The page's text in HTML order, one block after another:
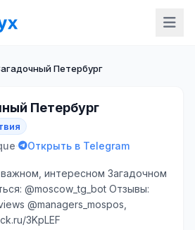
Петербург
Петербург
· Открыть в Telegram
интересном Загадочном
@moscow_tg_bot Отзывы:
@managers_mospos,
3KpLEF